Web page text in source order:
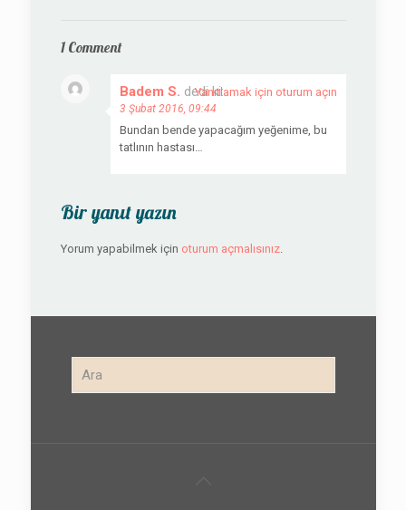
1 Comment
Badem S. dedi ki:
3 Şubat 2016, 09:44
Bundan bende yapacağım yeğenime, bu
tatlının hastası…
Yanıtlamak için oturum açın
Bir yanıt yazın
Yorum yapabilmek için oturum açmalısınız.